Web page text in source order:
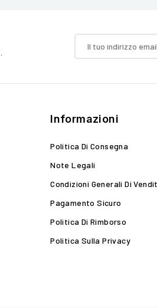
Informazioni
Politica Di Consegna
Note Legali
Condizioni Generali Di
Pagamento Sicuro
Politica Di Rimborso
Politica Sulla Privacy